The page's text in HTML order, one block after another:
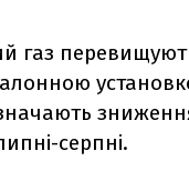
газ
серпні.